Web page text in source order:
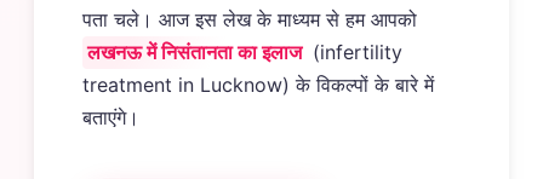
पता चले। आज इस लेख के माध्यम से हम आपको
लखनऊ में निसंतानता का इलाज (infertility
treatment in Lucknow) के विकल्पों के बारे में
बताएंगे।